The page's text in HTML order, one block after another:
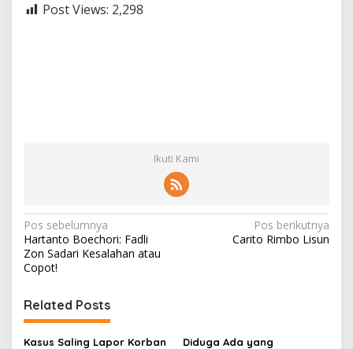
Post Views: 2,298
Ikuti Kami
N
a
v
i
g
a
Pos sebelumnya
Hartanto Boechori: Fadli
Zon Sadari Kesalahan atau
Copot!
Pos berikutnya
Carito Rimbo Lisun
Related Posts
Kasus Saling Lapor Korban
Diduga Ada yang